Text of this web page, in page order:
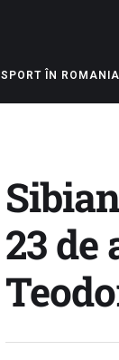
SPORT ÎN ROMANIA
23 de